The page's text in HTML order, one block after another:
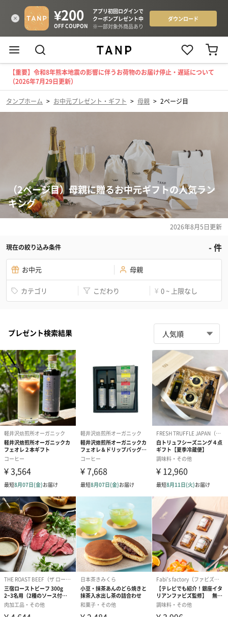
【重要】令和8年熊本地震の影響に伴うお荷物のお届け停止・遅延について
（2026年7月29日更新）
タンプホーム > お中元プレゼント・ギフト > 母親 > 2ページ目
（2ページ目）母親に贈るお中元ギフトの人気ラン
キング
2026年8月5日更新
現在の絞り込み条件 -件
お中元 母親
カテゴリ こだわり ¥ 0 ~ 上限なし
プレゼント検索結果